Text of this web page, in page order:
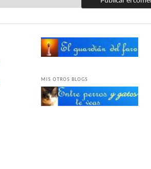
MIS OTROS BLOGS